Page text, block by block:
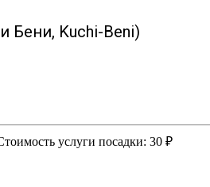
Бени, Kuchi-Beni)
услуги посадки: 30 ₽